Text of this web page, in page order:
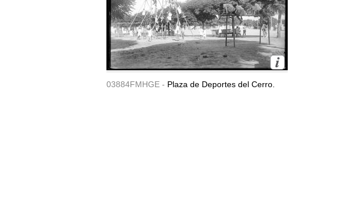
03884FMHGE - Plaza de Deportes del Cerro.